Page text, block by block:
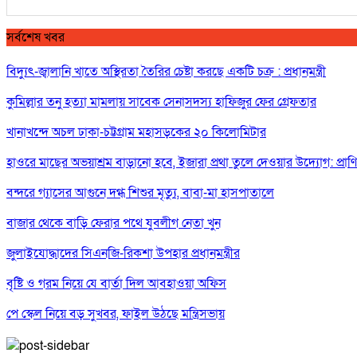
সর্বশেষ খবর
বিদ্যুৎ-জ্বালানি খাতে অস্থিরতা তৈরির চেষ্টা করছে একটি চক্র : প্রধানমন্ত্রী
কুমিল্লার তনু হত্যা মামলায় সাবেক সেনাসদস্য হাফিজুর ফের গ্রেফতার
খানাখন্দে অচল ঢাকা-চট্টগ্রাম মহাসড়কের ২০ কিলোমিটার
হাওরে মাছের অভয়াশ্রম বাড়ানো হবে, ইজারা প্রথা তুলে দেওয়ার উদ্যোগ:
বন্দরে গ্যাসের আগুনে দগ্ধ শিশুর মৃত্যু, বাবা-মা হাসপাতালে
বাজার থেকে বাড়ি ফেরার পথে যুবলীগ নেতা খুন
জুলাইযোদ্ধাদের সিএনজি-রিকশা উপহার প্রধানমন্ত্রীর
বৃষ্টি ও গরম নিয়ে যে বার্তা দিল আবহাওয়া অফিস
পে স্কেল নিয়ে বড় সুখবর, ফাইল উঠছে মন্ত্রিসভায়
গণঅভ্যুত্থান ছিল ১৭ বছরের ধারাবাহিক আন্দোলনের ফসল : স্বরাষ্ট্রমন্ত্রী